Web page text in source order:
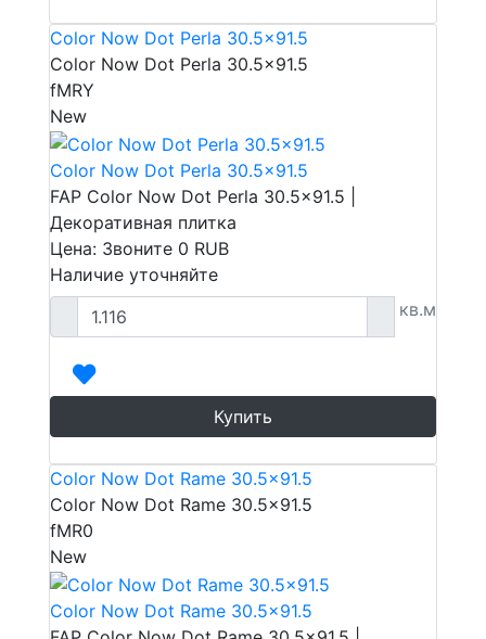
Color Now Dot Perla 30.5x91.5
Color Now Dot Perla 30.5x91.5
fMRY
New
Color Now Dot Perla 30.5x91.5
FAP Color Now Dot Perla 30.5x91.5 |
Декоративная плитка
Цена: Звоните 0 RUB
Наличие уточняйте
кв.м
Купить
Color Now Dot Rame 30.5x91.5
Color Now Dot Rame 30.5x91.5
fMR0
New
Color Now Dot Rame 30.5x91.5